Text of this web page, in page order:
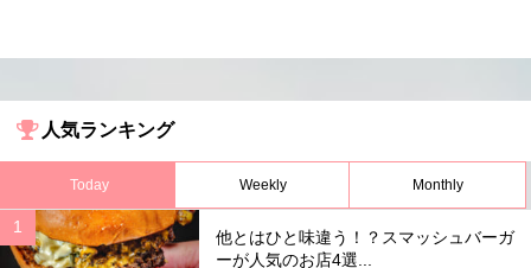
人気ランキング
Today Weekly Monthly
他とはひと味違う！？スマッシュバーガ
ーが人気のお店4選...